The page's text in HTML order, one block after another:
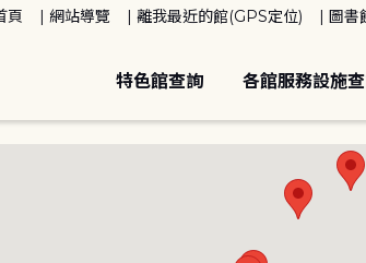
頁 網站導覽 離我最近的館(GPS定位) 圖書
特色館查詢 各館服務設施